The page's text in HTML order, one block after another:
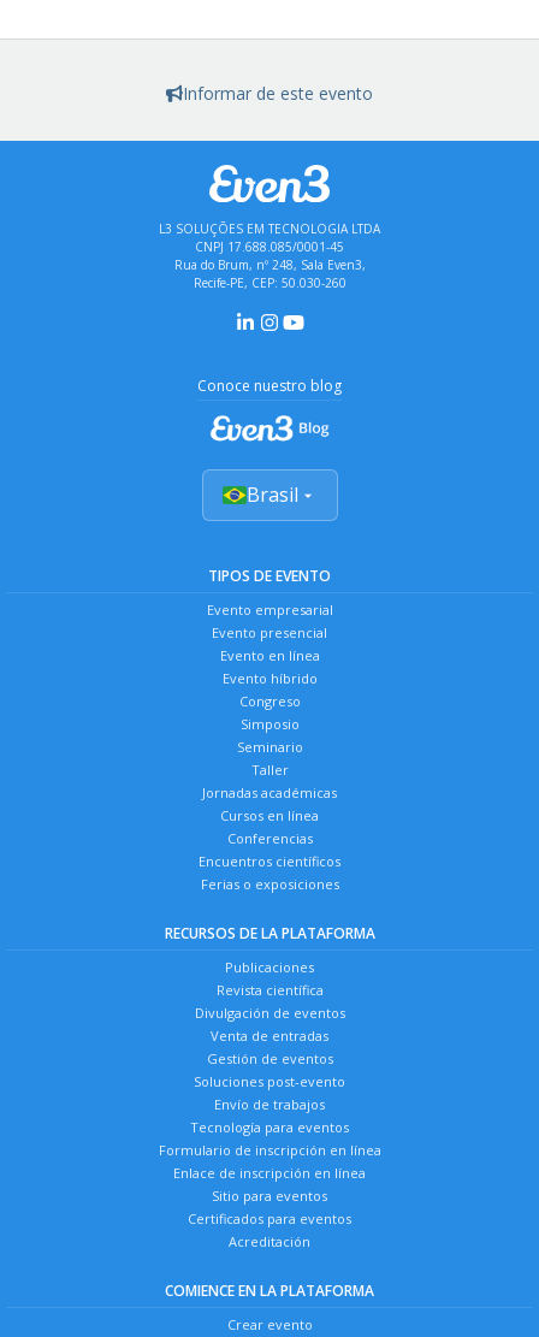
Informar de este evento
L3 SOLUÇÕES EM TECNOLOGIA LTDA
CNPJ 17.688.085/0001-45
Rua do Brum, nº 248, Sala Even3,
Recife-PE, CEP: 50.030-260
Conoce nuestro blog
Brasil
TIPOS DE EVENTO
Evento empresarial
Evento presencial
Evento en línea
Evento híbrido
Congreso
Simposio
Seminario
Taller
Jornadas académicas
Cursos en línea
Conferencias
Encuentros científicos
Ferias o exposiciones
RECURSOS DE LA PLATAFORMA
Publicaciones
Revista científica
Divulgación de eventos
Venta de entradas
Gestión de eventos
Soluciones post-evento
Envío de trabajos
Tecnología para eventos
Formulario de inscripción en línea
Enlace de inscripción en línea
Sitio para eventos
Certificados para eventos
Acreditación
COMIENCE EN LA PLATAFORMA
Crear evento